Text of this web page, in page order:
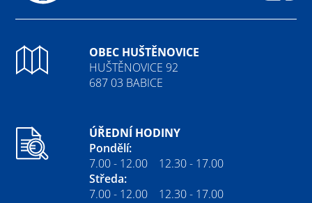
OBEC HUŠTĚNOVICE
HUŠTĚNOVICE 92
687 03 BABICE
ÚŘEDNÍ HODINY
Pondělí:
7.00 - 12.00 12.30 - 17.00
Středa:
7.00 - 12.00 12.30 - 17.00